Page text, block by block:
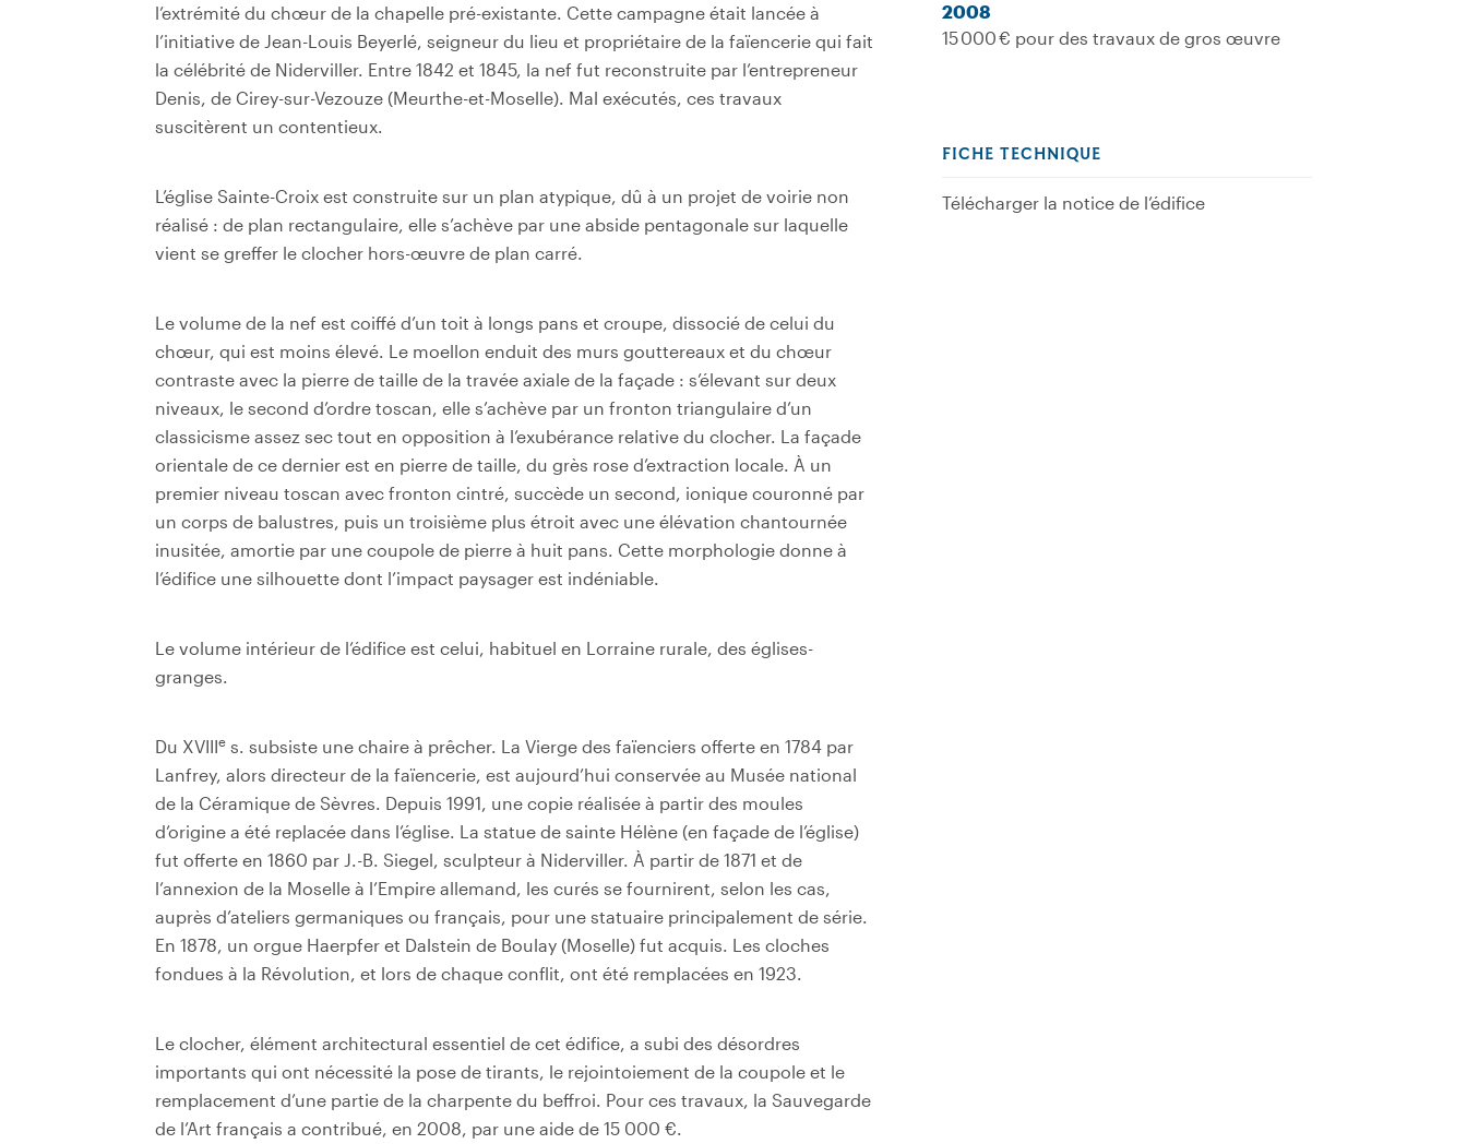
l’extrémité du chœur de la chapelle pré-existante. Cette campagne était lancée à
l’initiative de Jean-Louis Beyerlé, seigneur du lieu et propriétaire de la faïencerie qui fait
la célébrité de Niderviller. Entre 1842 et 1845, la nef fut reconstruite par l’entrepreneur
Denis, de Cirey-sur-Vezouze (Meurthe-et-Moselle). Mal exécutés, ces travaux
suscitèrent un contentieux.
L’église Sainte-Croix est construite sur un plan atypique, dû à un projet de voirie non
réalisé : de plan rectangulaire, elle s’achève par une abside pentagonale sur laquelle
vient se greffer le clocher hors-œuvre de plan carré.
Le volume de la nef est coiffé d’un toit à longs pans et croupe, dissocié de celui du
chœur, qui est moins élevé. Le moellon enduit des murs gouttereaux et du chœur
contraste avec la pierre de taille de la travée axiale de la façade : s’élevant sur deux
niveaux, le second d’ordre toscan, elle s’achève par un fronton triangulaire d’un
classicisme assez sec tout en opposition à l’exubérance relative du clocher. La façade
orientale de ce dernier est en pierre de taille, du grès rose d’extraction locale. À un
premier niveau toscan avec fronton cintré, succède un second, ionique couronné par
un corps de balustres, puis un troisième plus étroit avec une élévation chantournée
inusitée, amortie par une coupole de pierre à huit pans. Cette morphologie donne à
l’édifice une silhouette dont l’impact paysager est indéniable.
Le volume intérieur de l’édifice est celui, habituel en Lorraine rurale, des églises-
granges.
Du XVIIIe s. subsiste une chaire à prêcher. La Vierge des faïenciers offerte en 1784 par
Lanfrey, alors directeur de la faïencerie, est aujourd’hui conservée au Musée national
de la Céramique de Sèvres. Depuis 1991, une copie réalisée à partir des moules
d’origine a été replacée dans l’église. La statue de sainte Hélène (en façade de l’église)
fut offerte en 1860 par J.-B. Siegel, sculpteur à Niderviller. À partir de 1871 et de
l’annexion de la Moselle à l’Empire allemand, les curés se fournirent, selon les cas,
auprès d’ateliers germaniques ou français, pour une statuaire principalement de série.
En 1878, un orgue Haerpfer et Dalstein de Boulay (Moselle) fut acquis. Les cloches
fondues à la Révolution, et lors de chaque conflit, ont été remplacées en 1923.
Le clocher, élément architectural essentiel de cet édifice, a subi des désordres
importants qui ont nécessité la pose de tirants, le rejointoiement de la coupole et le
remplacement d’une partie de la charpente du beffroi. Pour ces travaux, la Sauvegarde
de l’Art français a contribué, en 2008, par une aide de 15 000 €.
2008
15 000 € pour des travaux de gros œuvre
FICHE TECHNIQUE
Télécharger la notice de l’édifice